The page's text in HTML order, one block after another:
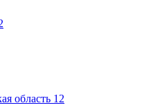
область 12